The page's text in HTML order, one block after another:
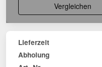
Vergleichen
Lieferzeit
Abholung